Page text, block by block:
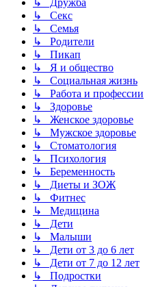
↳ Дружба
↳ Секс
↳ Семья
↳ Родители
↳ Пикап
↳ Я и общество
↳ Социальная жизнь
↳ Работа и профессии
↳ Здоровье
↳ Женское здоровье
↳ Мужское здоровье
↳ Стоматология
↳ Психология
↳ Беременность
↳ Диеты и ЗОЖ
↳ Фитнес
↳ Медицина
↳ Дети
↳ Малыши
↳ Дети от 3 до 6 лет
↳ Дети от 7 до 12 лет
↳ Подростки